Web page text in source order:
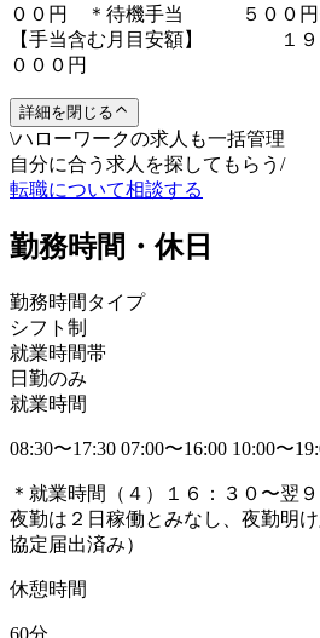
００円 ＊待機手当 ５００
【手当含む月目安額】 １９８
０００円
詳細を閉じる
\ハローワークの求人も一括管理
自分に合う求人を探してもらう /
転職について相談する
勤務時間・休日
勤務時間タイプ
シフト制
就業時間帯
日勤のみ
就業時間
08:30〜17:30 07:00〜16:00 10:00〜
＊就業時間（４）１６：３０〜翌
夜勤は２日稼働とみなし、夜勤
協定届出済み）
休憩時間
60分